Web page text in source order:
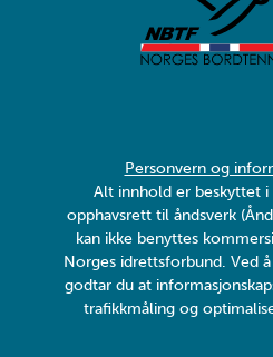
Personvern og
Alt innhold er beskyttet
opphavsrett til åndsverk
kan ikke benyttes
Norges idrettsforbund. Ved
godtar du at
trafikkmåling og